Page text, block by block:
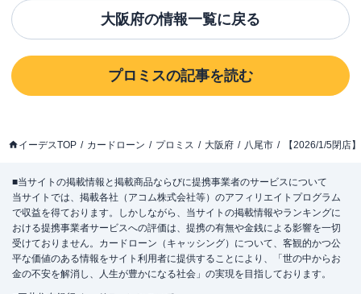
大阪府の情報一覧に戻る
プロミスの記事を読む
イーデスTOP カードローン プロミス 大阪府 八尾市 【2026/1/5閉店
■当サイトの掲載情報と掲載商品ならびに提携事業者のサービスについて
当サイトでは、掲載各社（アコム株式会社等）のアフィリエイトプログラム
で収益を得ております。しかしながら、当サイトの掲載情報やランキングに
おける提携事業者サービスへの評価は、提携の有無や金銭による影響を一切
受けておりません。カードローン（キャッシング）について、客観的かつ公
平な価値のある情報をサイト利用者に提供することにより、「世の中からお
金の不安を解消し、人生が豊かになる社会」の実現を目指しております。